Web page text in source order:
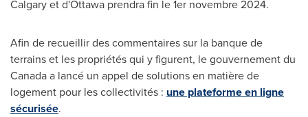
Calgaryet d'Ottawa prendra fin le 1er novembre 2024.
Afin de recueillir des commentaires sur la banque de
terrains et les propriétés qui y figurent, le gouvernement du
Canadaa lancé un appel de solutions en matière de
logement pour les collectivités : une plateforme en ligne
sécurisée.